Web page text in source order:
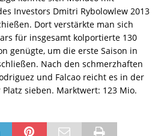
Investors Dmitri Rybolowlew 2013
Dort verstärkte man sich
für insgesamt kolportierte 130
genügte, um die erste Saison in
Nach den schmerzhaften
und Falcao reicht es in der
sieben. Marktwert: 123 Mio.